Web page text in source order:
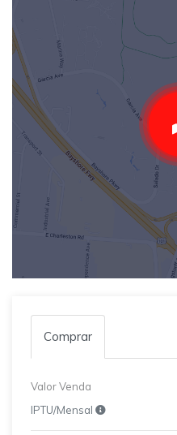
Comprar
Valor Venda
IPTU/Mensal